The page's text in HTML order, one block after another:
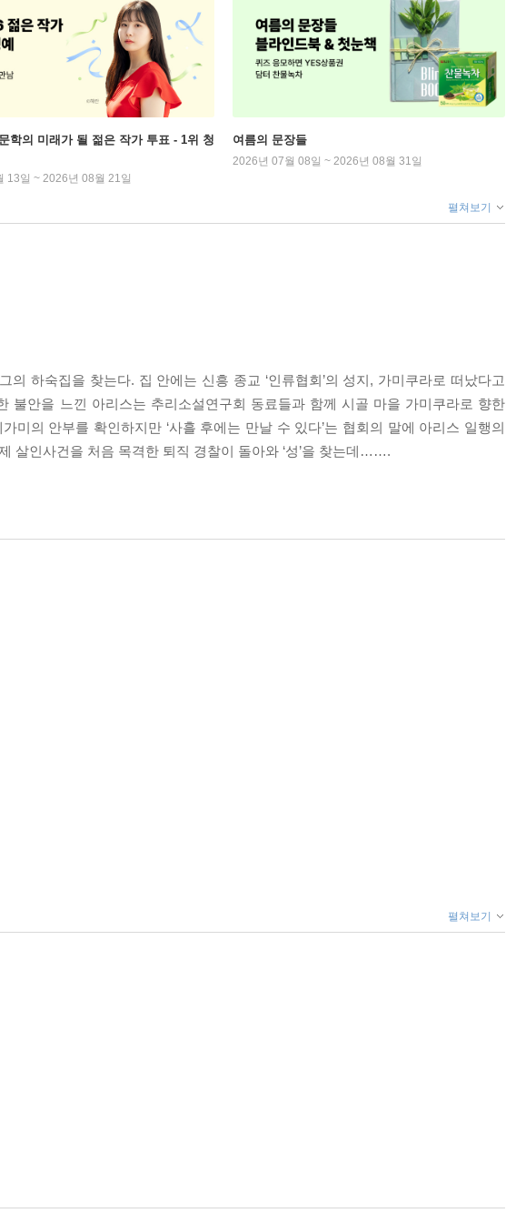
학의 미래가 될 젊은 작가 투표 - 1위 청
13일 ~ 2026년 08월 21일
여름의 문장들
2026년 07월 08일 ~ 2026년 08월 31일
펼쳐보기
하숙집을 찾는다. 집 안에는 신흥 종교 ‘인류협회’의 성지, 가미쿠라로 떠났다고
불안을 느낀 아리스는 추리소설연구회 동료들과 함께 시골 마을 가미쿠라로 향한
미의 안부를 확인하지만 ‘사흘 후에는 만날 수 있다’는 협회의 말에 아리스 일행의
살인사건을 처음 목격한 퇴직 경찰이 돌아와 ‘성’을 찾는데…….
펼쳐보기